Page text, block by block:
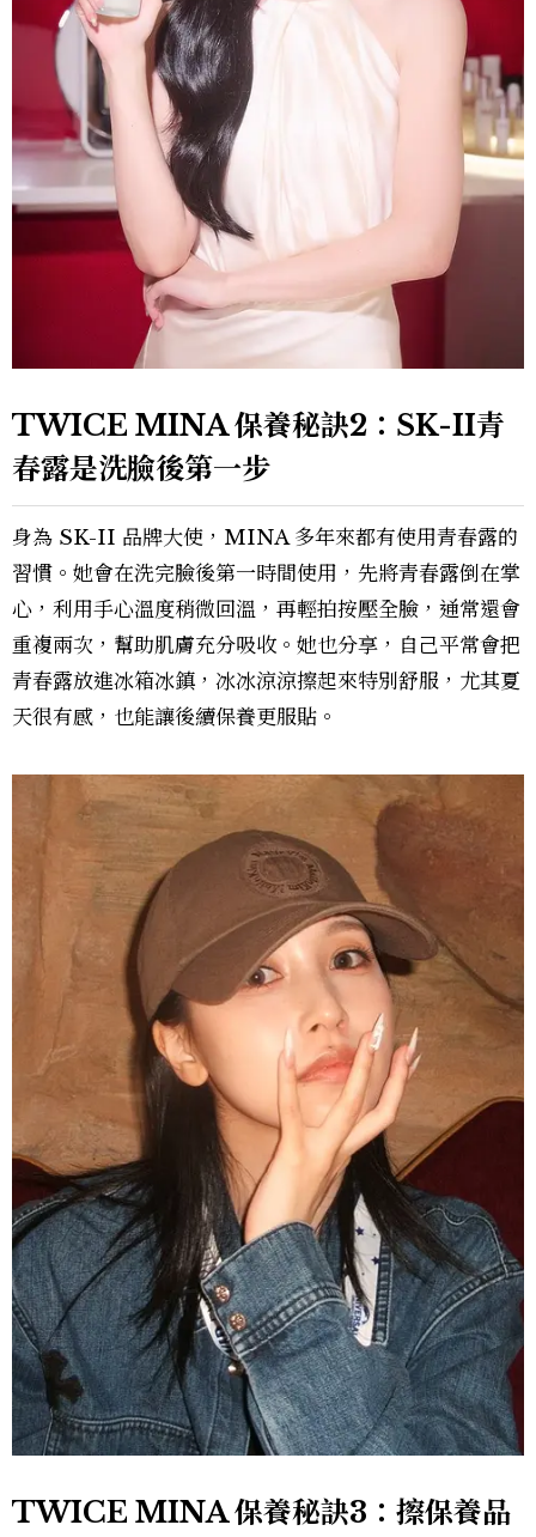
TWICE MINA 保養秘訣2：SK-II青
春露是洗臉後第一步
身為 SK-II 品牌大使，MINA 多年來都有使用青春露的
習慣。她會在洗完臉後第一時間使用，先將青春露倒在掌
心，利用手心溫度稍微回溫，再輕拍按壓全臉，通常還會
重複兩次，幫助肌膚充分吸收。她也分享，自己平常會把
青春露放進冰箱冰鎮，冰冰涼涼擦起來特別舒服，尤其夏
天很有感，也能讓後續保養更服貼。
TWICE MINA 保養秘訣3：擦保養品